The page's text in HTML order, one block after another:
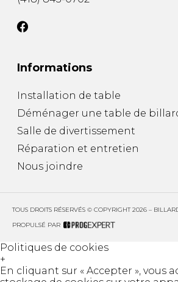
Informations
Installation de table
Déménager une table de
Salle de divertissement
Réparation et entretien
Nous joindre
TOUS DROITS RÉSERVÉS © COPYRIGHT 2026 –
PROPULSÉ PAR
Politiques de cookies
+
En cliquant sur « Accepter », vous